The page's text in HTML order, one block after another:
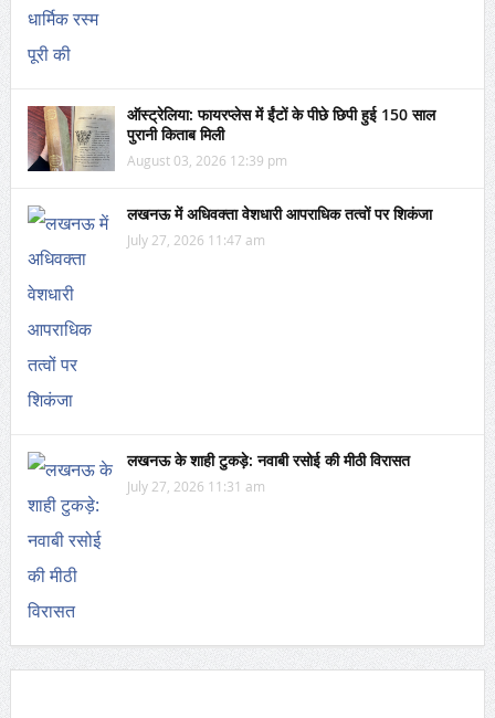
ऑस्ट्रेलिया: फायरप्लेस में ईंटों के पीछे छिपी हुई 150 साल
पुरानी किताब मिली
August 03, 2026 12:39 pm
लखनऊ में अधिवक्ता वेशधारी आपराधिक तत्वों पर शिकंजा
July 27, 2026 11:47 am
लखनऊ के शाही टुकड़े: नवाबी रसोई की मीठी विरासत
July 27, 2026 11:31 am